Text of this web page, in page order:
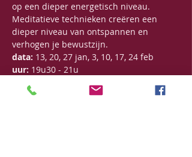
op een dieper energetisch niveau.
Meditatieve technieken creëren een
dieper niveau van ontspannen en
verhogen je bewustzijn.
data: 13, 20, 27 jan, 3, 10, 17, 24 feb
uur: 19u30 - 21u
Bijdrage:
125€ voor een reeks van 7
opeenvolgende lessen